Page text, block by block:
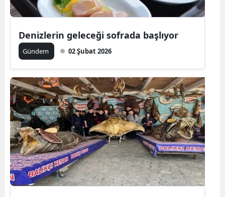
Denizlerin geleceği sofrada başlıyor
Gündem 02 Şubat 2026